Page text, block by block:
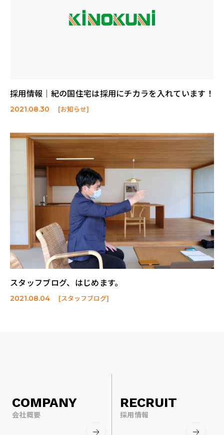
採用情報│紀の国住宅は採用にチカラを入れています！
2021.08.30 [お知らせ]
スタッフブログ、はじめます。
2021.08.04 [スタッフブログ]
COMPANY
会社概要
RECRUIT
採用情報